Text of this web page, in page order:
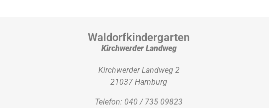
Waldorfkindergarten
Kirchwerder Landweg
Kirchwerder Landweg 2
21037 Hamburg
Telefon: 040 / 735 09823